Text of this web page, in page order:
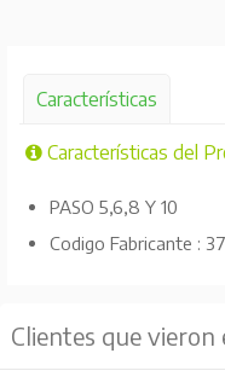
Características
Características del
PASO 5,6,8 Y 10
Codigo Fabricante :
Clientes que